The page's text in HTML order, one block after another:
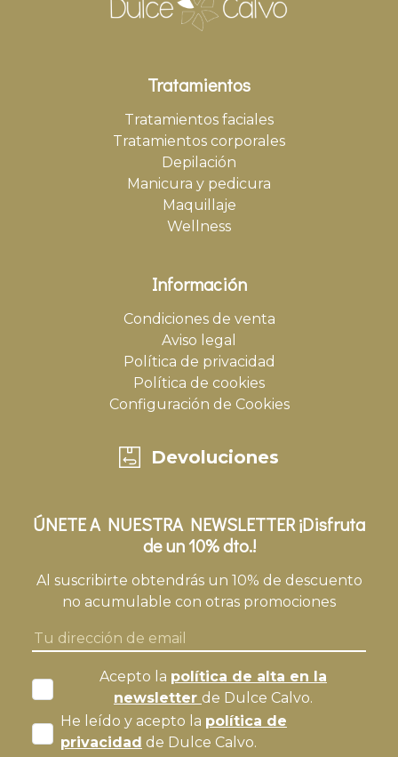
Tratamientos
Tratamientos faciales
Tratamientos corporales
Depilación
Manicura y pedicura
Maquillaje
Wellness
Información
Condiciones de venta
Aviso legal
Política de privacidad
Política de cookies
Configuración de Cookies
Devoluciones
ÚNETE A NUESTRA NEWSLETTER ¡Disfruta
de un 10% dto.!
Al suscribirte obtendrás un 10% de descuento
no acumulable con otras promociones
Acepto la política de alta en la
newsletter de Dulce Calvo.
He leído y acepto la política de
privacidad de Dulce Calvo.